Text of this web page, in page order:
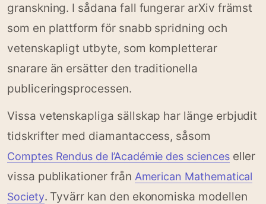
granskning. I sådana fall fungerar arXiv främst
som en plattform för snabb spridning och
vetenskapligt utbyte, som kompletterar
snarare än ersätter den traditionella
publiceringsprocessen.
Vissa vetenskapliga sällskap har länge erbjudit
tidskrifter med diamantaccess, såsom
Comptes Rendus de l’Académie des scienceseller
vissa publikationer från American Mathematical
Society. Tyvärr kan den ekonomiska modellen